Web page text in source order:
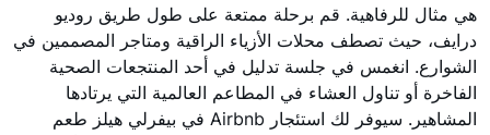
هي مثال للرفاهية. قم برحلة ممتعة على طول طريق روديو
درايف، حيث تصطف محلات الأزياء الراقية ومتاجر المصممين في
الشوارع. انغمس في جلسة تدليل في أحد المنتجعات الصحية
الفاخرة أو تناول العشاء في المطاعم العالمية التي يرتادها
المشاهير. سيوفر لك استئجار Airbnb في بيفرلي هيلز طعم